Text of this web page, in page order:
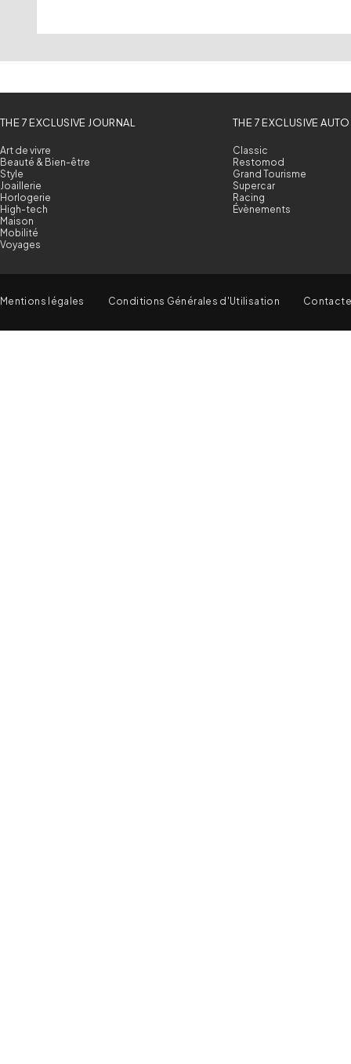
THE 7 EXCLUSIVE JOURNAL
Art de vivre
Beauté & Bien-être
Style
Joaillerie
Horlogerie
High-tech
Maison
Mobilité
Voyages
THE 7 EXCLUSIVE AUTO
Classic
Restomod
Grand Tourisme
Supercar
Racing
Évènements
Mentions légales Conditions Générales d'Utilisation